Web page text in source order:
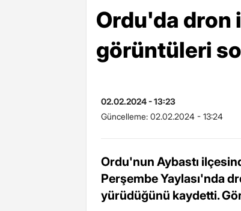
Ordu'da dron
görüntüleri
02.02.2024 - 13:23
Güncelleme: 02.02.2024 - 13:24
Ordu'nun Aybastı
Perşembe Yaylası'nda
yürüdüğünü kaydetti.